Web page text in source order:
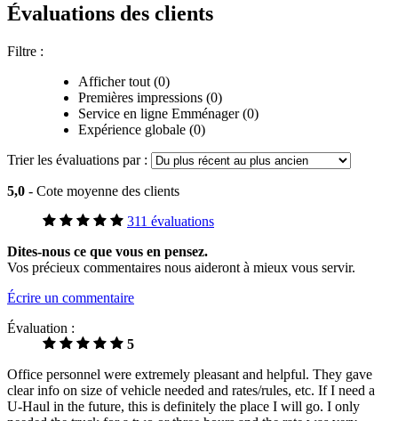
Évaluations des clients
Filtre :
Afficher tout (0)
Premières impressions (0)
Service en ligne Emménager (0)
Expérience globale (0)
Trier les évaluations par :
5,0 - Cote moyenne des clients
311 évaluations
Dites-nous ce que vous en pensez.
Vos précieux commentaires nous aideront à mieux vous servir.
Écrire un commentaire
Évaluation :
5
Office personnel were extremely pleasant and helpful. They gave
clear info on size of vehicle needed and rates/rules, etc. If I need a
U-Haul in the future, this is definitely the place I will go. I only